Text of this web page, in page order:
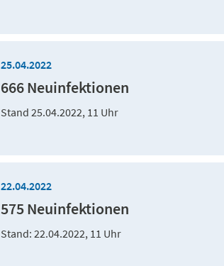
25.04.2022
666 Neuinfektionen
Stand 25.04.2022, 11 Uhr
22.04.2022
575 Neuinfektionen
Stand: 22.04.2022, 11 Uhr